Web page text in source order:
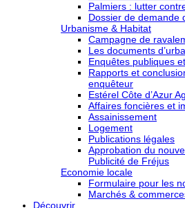
Palmiers : lutter
Dossier de demande
Urbanisme & Habitat
Campagne de
Les documents
Enquêtes publiques
Rapports et
enquêteur
Estérel Côte d’Azur
Affaires foncières et
Assainissement
Logement
Publications légales
Approbation du
Publicité de Fréjus
Economie locale
Formulaire pour les
Marchés &
Découvrir